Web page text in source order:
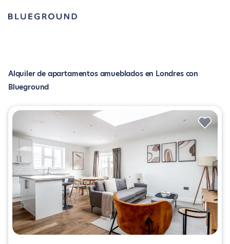
Alquiler de apartamentos amueblados en Londres con
Blueground